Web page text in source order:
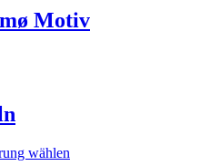
Motiv
wählen